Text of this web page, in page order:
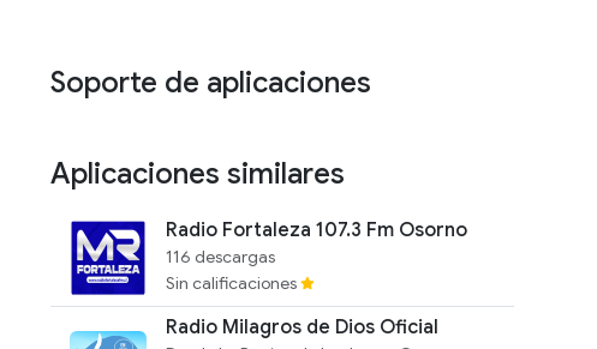
Soporte de aplicaciones
Aplicaciones similares
Radio Fortaleza 107.3 Fm Osorno
116 descargas
Sin calificaciones
Radio Milagros de Dios Oficial